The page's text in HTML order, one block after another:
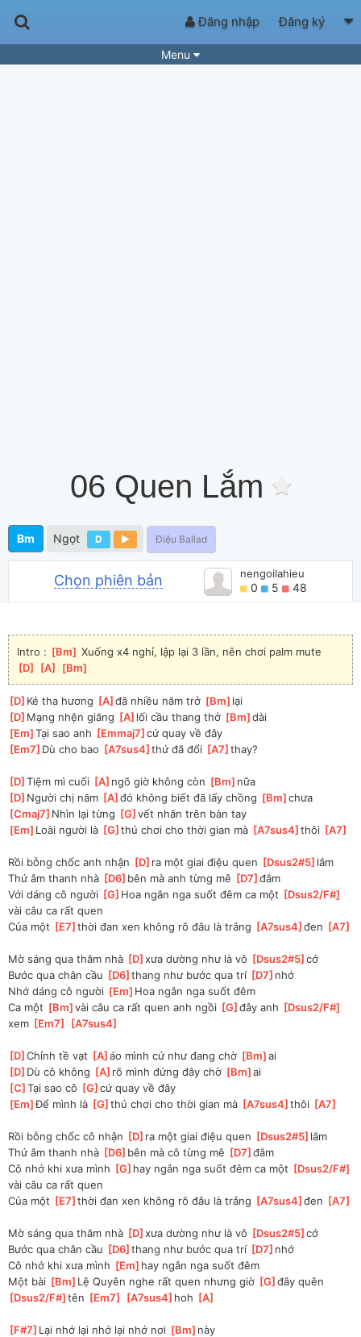
Đăng nhập Đăng ký
Menu
06 Quen Lắm
Bm Ngọt D Điệu Ballad
Chọn phiên bản nengoilahieu
0 5 48
Intro : [Bm ] Xuống x4 nghỉ, lập lại 3 lần, nên chơi palm mute
[D [A [Bm
[D ]Kẻ tha hương [A ]
đã nhiều năm trở [Bm ]lại
[D ]Mạng nhện giăng [A ]lối cầu thang thở [Bm ]
dài
[Em ]
Tại sao anh [Emmaj7 ]
cứ quay về đây
[Em7 ]Dù cho bao [A7sus4 ]thứ đã đổi [A7 ]thay?
[D ]
Tiệm mì cuối [A ]ngõ giờ không còn [Bm ]nữa
[D ]Người chị năm [A ]
đó không biết đã lấy chồng [Bm ]
chưa
[Cmaj7 ]Nhìn lại từng [G ]
vết nhăn trên bàn tay
[Em ]Loài người là [G ]thú chơi cho thời gian mà [A7sus4 ]thôi [A7
Rồi bỗng chốc anh nhận [D ]ra một giai điệu quen [Dsus2#5 ]lắm
Thứ âm thanh nhà [D6 ]bên mà anh từng mê [D7 ]
đắm
Với dáng cô người [G ]Hoa ngân nga suốt đêm ca một [Dsus2/F#
vài câu ca rất quen
Của một [E7 ]thời đan xen không rõ đâu là trắng [A7sus4 ]
đen [A7
Mờ sáng qua thăm nhà [D ]
xưa dường như là vô [Dsus2#5 ]
cớ
Bước qua chân cầu [D6 ]thang như bước qua trí [D7 ]nhớ
Nhớ dáng cô người [Em ]Hoa ngân nga suốt đêm
Ca một [Bm ]
vài câu ca rất quen anh ngồi [G ]
đây anh [Dsus2/F#
xem [Em7 [A7sus4
[D ]
Chỉnh tề vạt [A ]
áo mình cứ như đang chờ [Bm ]
ai
[D ]Dù cô không [A ]rõ mình đứng đây chờ [Bm ]
ai
[C ]
Tại sao cô [G ]
cứ quay về đây
[Em ]
Để mình là [G ]thú chơi cho thời gian mà [A7sus4 ]thôi [A7
Rồi bỗng chốc cô nhận [D ]ra một giai điệu quen [Dsus2#5 ]lắm
Thứ âm thanh nhà [D6 ]bên mà cô từng mê [D7 ]
đắm
Cô nhớ khi xưa mình [G ]hay ngân nga suốt đêm ca một [Dsus2/F#
vài câu ca rất quen
Của một [E7 ]thời đan xen không rõ đâu là trắng [A7sus4 ]
đen [A7
Mờ sáng qua thăm nhà [D ]
xưa dường như là vô [Dsus2#5 ]
cớ
Bước qua chân cầu [D6 ]thang như bước qua trí [D7 ]nhớ
Cô nhớ khi xưa mình [Em ]hay ngân nga suốt đêm
Một bài [Bm ]Lệ Quyên nghe rất quen nhưng giờ [G ]
đây quên
Dsus2/F# ]tên [Em7 [A7sus4 ]hoh [A
[F#7 ]Lại nhớ lại nhớ lại nhớ nơi [Bm ]này